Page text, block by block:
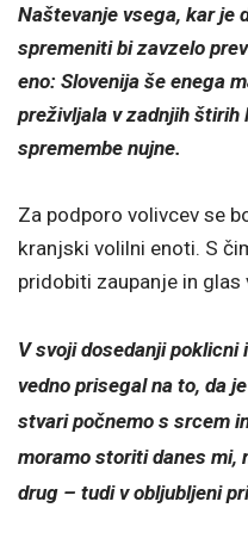
Naštevanje vsega, kar je
spremeniti bi zavzelo
eno: Slovenija še enega
preživljala v zadnjih
spremembe nujne.
Za podporo volivcev se
kranjski volilni enoti. S
pridobiti zaupanje in glas
V svoji dosedanji
vedno prisegal na to, da
stvari počnemo s srcem
moramo storiti danes mi,
drug – tudi v obljubljeni